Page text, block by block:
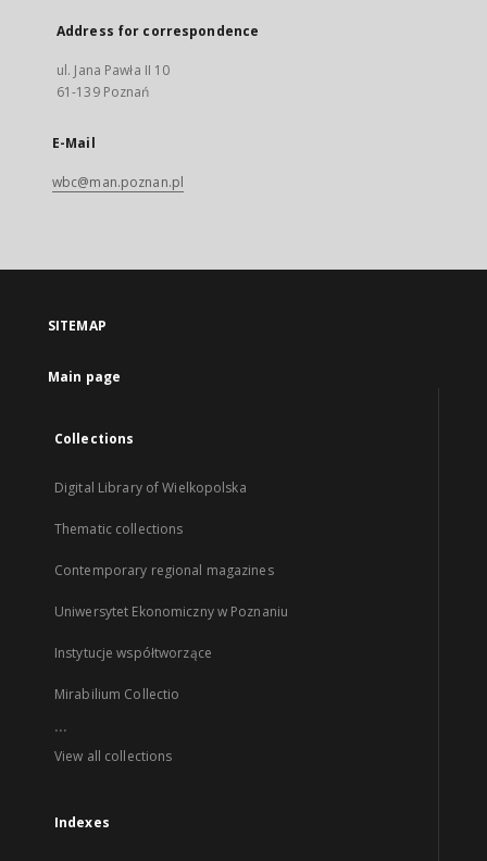
Address for correspondence
ul. Jana Pawła II 10
61-139 Poznań
E-Mail
wbc@man.poznan.pl
SITEMAP
Main page
Collections
Digital Library of Wielkopolska
Thematic collections
Contemporary regional magazines
Uniwersytet Ekonomiczny w Poznaniu
Instytucje współtworzące
Mirabilium Collectio
...
View all collections
Indexes